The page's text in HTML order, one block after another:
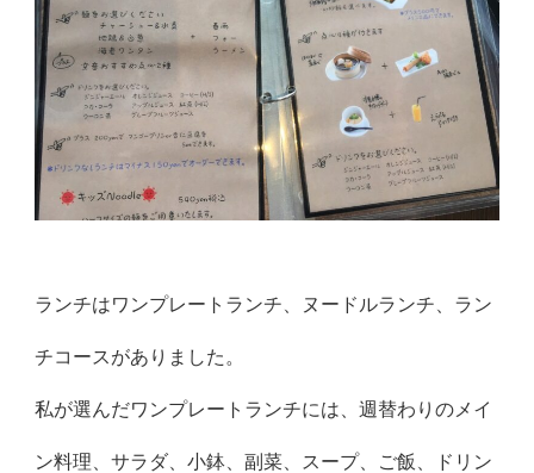
ランチはワンプレートランチ、ヌードルランチ、ラン
チコースがありました。
私が選んだワンプレートランチには、週替わりのメイ
ン料理、サラダ、小鉢、副菜、スープ、ご飯、ドリン